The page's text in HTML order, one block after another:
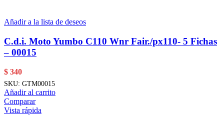
Añadir a la lista de deseos
C.d.i. Moto Yumbo C110 Wnr Fair./px110- 5 Fichas
– 00015
$ 340
SKU: GTM00015
Añadir al carrito
Comparar
Vista rápida